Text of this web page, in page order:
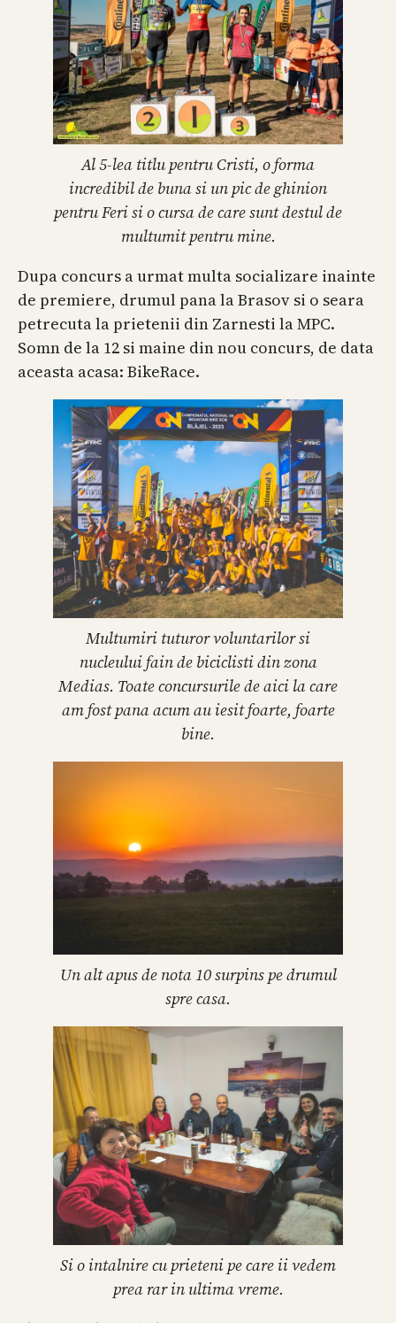
Al 5-lea titlu pentru Cristi, o forma
incredibil de buna si un pic de ghinion
pentru Feri si o cursa de care sunt destul de
multumit pentru mine.
Dupa concurs a urmat multa socializare inainte
de premiere, drumul pana la Brasov si o seara
petrecuta la prietenii din Zarnesti la MPC.
Somn de la 12 si maine din nou concurs, de data
aceasta acasa: BikeRace.
Multumiri tuturor voluntarilor si
nucleului fain de biciclisti din zona
Medias. Toate concursurile de aici la care
am fost pana acum au iesit foarte, foarte
bine.
Un alt apus de nota 10 surpins pe drumul
spre casa.
Si o intalnire cu prieteni pe care ii vedem
prea rar in ultima vreme.